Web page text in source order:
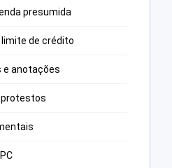
presumida
de crédito
e anotações
protestos